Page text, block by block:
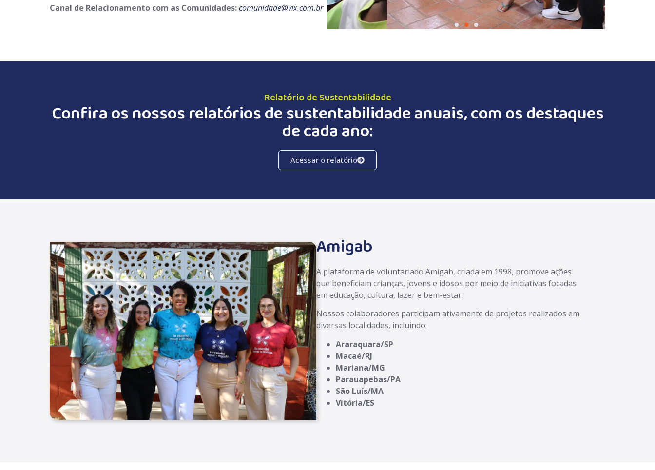
Canal de Relacionamento com as Comunidades:comunidade@vix.com.br
Relatório de Sustentabilidade
Confira os nossos relatórios de sustentabilidade anuais, com os destaques
de cada ano:
Acessar o relatório
Amigab
A plataforma de voluntariado Amigab, criada em 1998, promove ações
que beneficiam crianças, jovens e idosos por meio de iniciativas focadas
em educação, cultura, lazer e bem-estar.
Nossos colaboradores participam ativamente de projetos realizados em
diversas localidades, incluindo:
Araraquara/SP
Macaé/RJ
Mariana/MG
Parauapebas/PA
São Luís/MA
Vitória/ES